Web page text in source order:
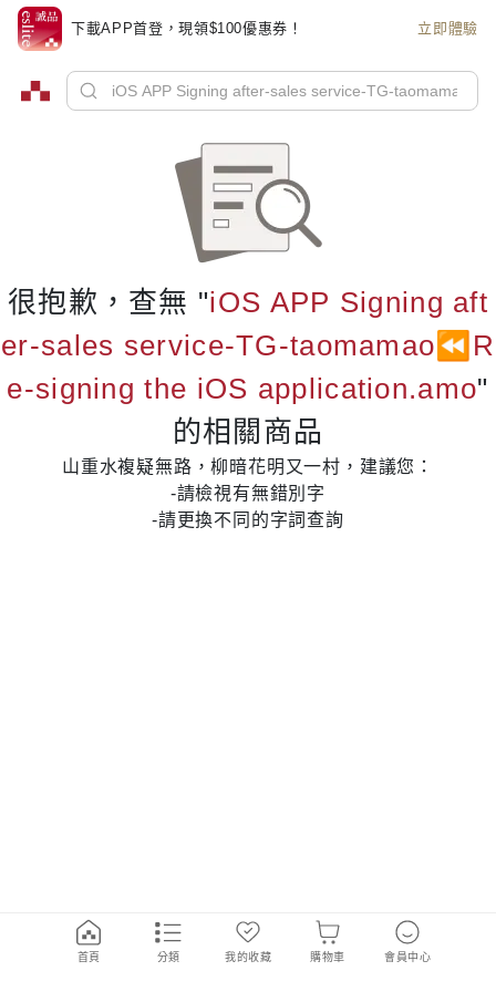
下載APP首登，現領$100優惠券！ 立即體驗
很抱歉，查無 "iOS APP Signing aft
er-sales service-TG-taomamao⏪️R
e-signing the iOS application.amo"
的相關商品
山重水複疑無路，柳暗花明又一村，建議您：
-請檢視有無錯別字
-請更換不同的字詞查詢
首頁 分類 我的收藏 購物車 會員中心